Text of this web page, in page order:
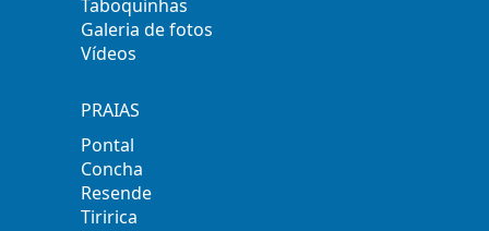
Taboquinhas
Galeria de fotos
Vídeos
PRAIAS
Pontal
Concha
Resende
Tiririca